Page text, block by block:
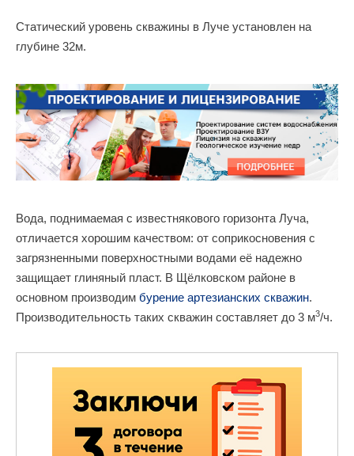
Статический уровень скважины в Луче установлен на
глубине 32м.
Вода, поднимаемая с известнякового горизонта Луча,
отличается хорошим качеством: от соприкосновения с
загрязненными поверхностными водами её надежно
защищает глиняный пласт. В Щёлковском районе в
основном производим бурение артезианских скважин.
Производительность таких скважин составляет до 3 м3/ч.